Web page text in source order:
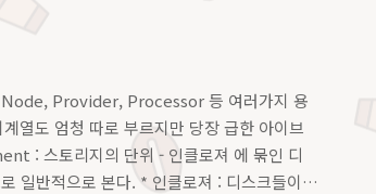
Node, Provider, Processor 등 여러가지 용
열도 엄청 따로 부르지만 당장 급한 아이브
: 스토리지의 단위 - 인클로져 에 묶인 디
일반적으로 본다. * 인클로져 : 디스크들이